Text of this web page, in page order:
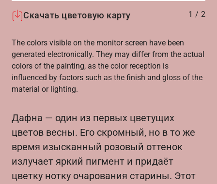
Скачать цветовую карту 1 / 2
The colors visible on the monitor screen have been
generated electronically. They may differ from the actual
colors of the painting, as the color reception is
influenced by factors such as the finish and gloss of the
material or lighting.
Дафна — один из первых цветущих
цветов весны. Его скромный, но в то же
время изысканный розовый оттенок
излучает яркий пигмент и придаёт
цветку нотку очарования старины. Этот